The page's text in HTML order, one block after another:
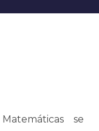
se